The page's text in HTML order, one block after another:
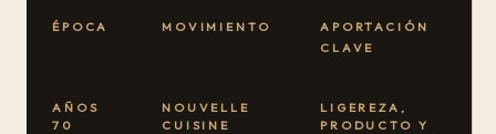
ÉPOCA MOVIMIENTO
APORTACIÓN
CLAVE
AÑOS
70
NOUVELLE
CUISINE
LIGEREZA,
PRODUCTO Y